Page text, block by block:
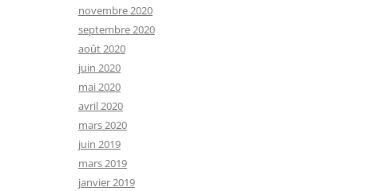
novembre 2020
septembre 2020
août 2020
juin 2020
mai 2020
avril 2020
mars 2020
juin 2019
mars 2019
janvier 2019